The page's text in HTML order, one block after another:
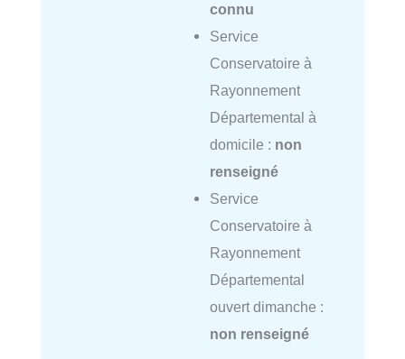
connu
Service
Conservatoire à
Rayonnement
Départemental à
domicile : non
renseigné
Service
Conservatoire à
Rayonnement
Départemental
ouvert dimanche :
non renseigné